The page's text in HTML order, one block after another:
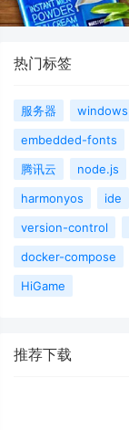
热门标签
服务器 windows
embedded-fonts
腾讯云
node.js
harmonyos
ide
version-control
docker-compose
HiGame
推荐下载